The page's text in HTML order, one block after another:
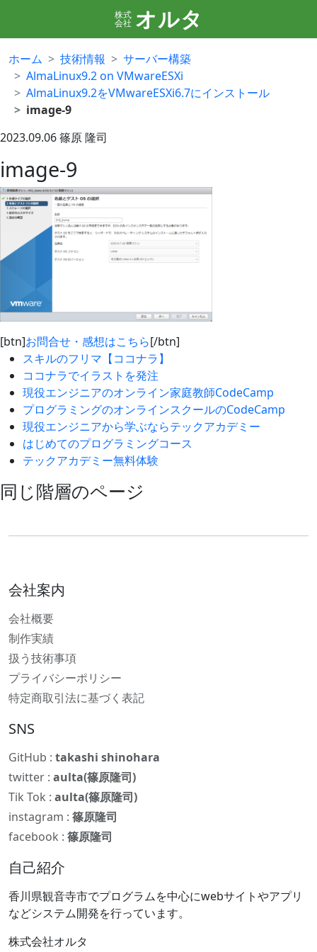
株式
会社 オルタ
ホーム 技術情報
サーバー構築
AlmaLinux9.2 on VMwareESXi
AlmaLinux9.2をVMwareESXi6.7にインストール
image-9
2023.09.06篠原 隆司
image-9
[btn]お問合せ・感想はこちら[/btn]
スキルのフリマ【ココナラ】
ココナラでイラストを発注
現役エンジニアのオンライン家庭教師CodeCamp
プログラミングのオンラインスクールのCodeCamp
現役エンジニアから学ぶならテックアカデミー
はじめてのプログラミングコース
テックアカデミー無料体験
同じ階層のページ
会社案内
会社概要
制作実績
扱う技術事項
プライバシーポリシー
特定商取引法に基づく表記
SNS
GitHub : takashi shinohara
twitter : aulta(篠原隆司)
Tik Tok : aulta(篠原隆司)
instagram : 篠原隆司
facebook : 篠原隆司
自己紹介
香川県観音寺市でプログラムを中心にwebサイトやアプリ
などシステム開発を行っています。
株式会社オルタ